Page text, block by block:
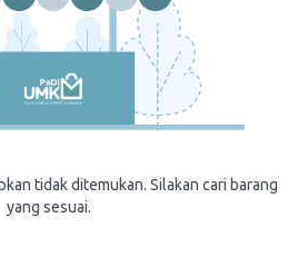
tidak ditemukan. Silakan cari barang
yang sesuai.